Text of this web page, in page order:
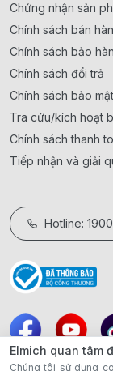
Chứng nhận sản
Chính sách bán
Chính sách bảo
Chính sách đổi trả
Chính sách bảo
Tra cứu/kích hoạt
Chính sách thanh
Tiếp nhận và giải
Hotline:
Elmich quan tâm
Chúng tôi sử dụng